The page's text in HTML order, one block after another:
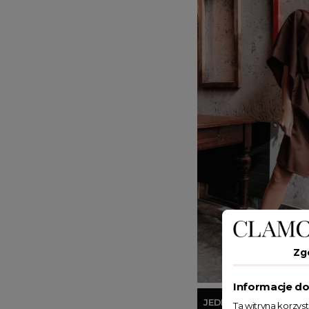
JEDEN ROZMIAR
Informacje
Ta witryna